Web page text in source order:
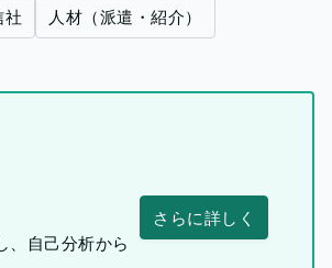
社 人材（派遣・紹介）
、自己分析から
さらに詳しく